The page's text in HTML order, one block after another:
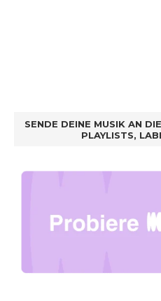
SENDE DEINE MUSIK AN
PLAYLISTS,